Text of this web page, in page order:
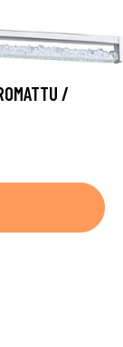
/